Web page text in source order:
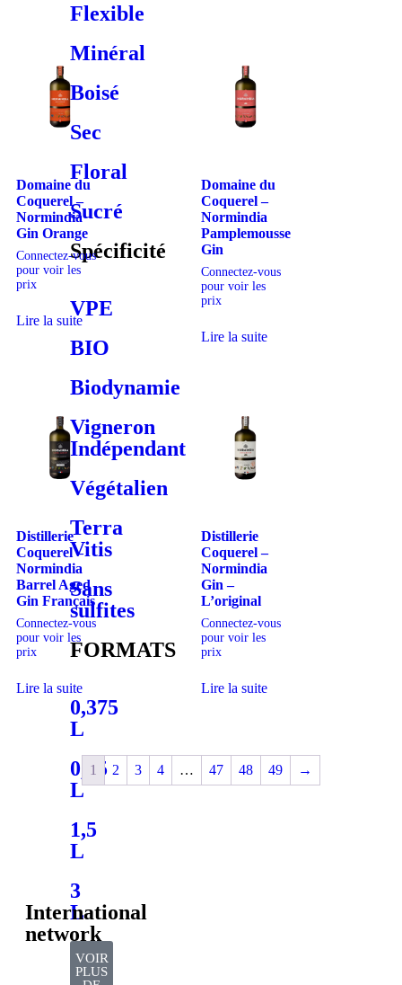
Flexible
Minéral
Boisé
Sec
Floral
Sucré
Spécificité
VPE
BIO
Biodynamie
Vigneron
Indépendant
Végétalien
Terra
Vitis
Sans
sulfites
FORMATS
0,375
L
0,75
L
1,5
L
3
L
VOIR
PLUS
Domaine du
Coquerel –
Normindia
Gin Orange
Connectez-vous
pour voir les
prix
Lire la suite
Domaine du
Coquerel –
Normindia
Pamplemousse
Gin
Connectez-vous
pour voir les
prix
Lire la suite
Distillerie
Coquerel –
Normindia
Barrel Aged
Gin Français
Connectez-vous
pour voir les
prix
Lire la suite
Distillerie
Coquerel –
Normindia
Gin –
L’original
Connectez-vous
pour voir les
prix
Lire la suite
1 2 3 4 … 47 48 49 →
International
network